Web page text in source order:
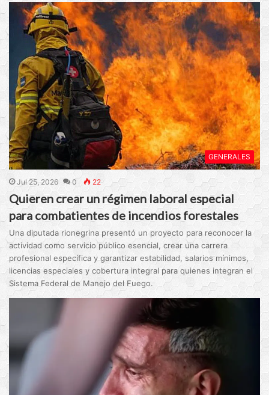
GENERALES
Jul 25, 2026 0 22
Quieren crear un régimen laboral especial
para combatientes de incendios forestales
Una diputada rionegrina presentó un proyecto para reconocer la
actividad como servicio público esencial, crear una carrera
profesional específica y garantizar estabilidad, salarios mínimos,
licencias especiales y cobertura integral para quienes integran el
Sistema Federal de Manejo del Fuego.